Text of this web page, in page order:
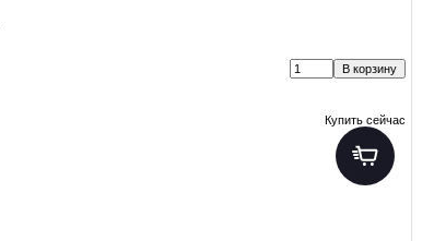
Купить сейчас